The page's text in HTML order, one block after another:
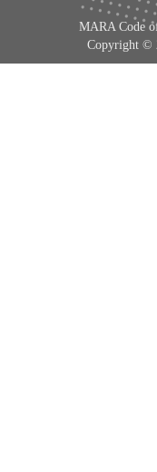
MARA Code
Copyright ©